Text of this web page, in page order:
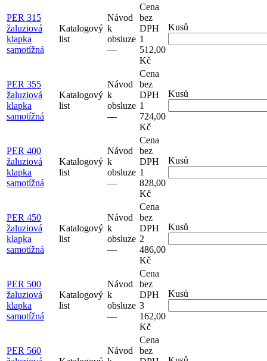
PER 315
žaluziová
klapka
samotížná
Katalogový
list
Návod
k
obsluze
–⁠–⁠
Cena
bez
DPH
1
512,00
Kč
Kusů
PER 355
žaluziová
klapka
samotížná
Katalogový
list
Návod
k
obsluze
–⁠–⁠
Cena
bez
DPH
1
724,00
Kč
Kusů
PER 400
žaluziová
klapka
samotížná
Katalogový
list
Návod
k
obsluze
–⁠–⁠
Cena
bez
DPH
1
828,00
Kč
Kusů
PER 450
žaluziová
klapka
samotížná
Katalogový
list
Návod
k
obsluze
–⁠–⁠
Cena
bez
DPH
2
486,00
Kč
Kusů
PER 500
žaluziová
klapka
samotížná
Katalogový
list
Návod
k
obsluze
–⁠–⁠
Cena
bez
DPH
3
162,00
Kč
Kusů
PER 560
Návod
Cena
bez